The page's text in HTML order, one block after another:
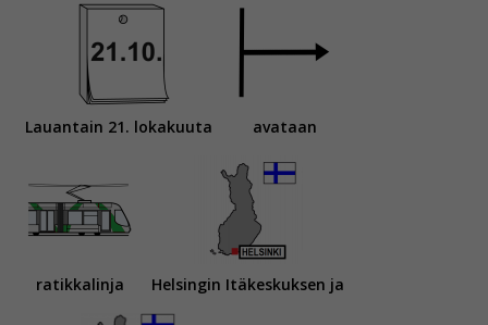
Lauantain 21. lokakuuta avataan
ratikkalinja Helsingin Itäkeskuksen ja